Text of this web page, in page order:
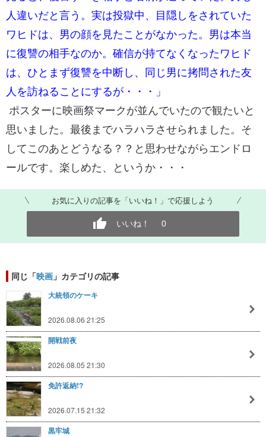
人違いだと言う。実は投獄中、目隠しをされていた
ワヒドは、男の顔を見たことがなかった。男は本当
に復讐の相手なのか。確信が持てなくなったワヒド
は、ひとまず復讐を中断し、同じ男に拷問された友
人を訪ねることにするが・・・」
ポスターに映画祭マークが並んでいたので観たいと
思いました。最後までハラハラさせられました。そ
してこのあとどうなる？？と思わせながらエンドロ
ールです。楽しめた、というか・・・
お気に入りの記事を「いいね！」で応援しよう
いいね！ 0
同じ「映画 」カテゴリの記事
大統領のケーキ
2026.08.06 21:25
開戦前夜
2026.08.05 21:30
免許返納!?
2026.07.15 21:32
黒牢城